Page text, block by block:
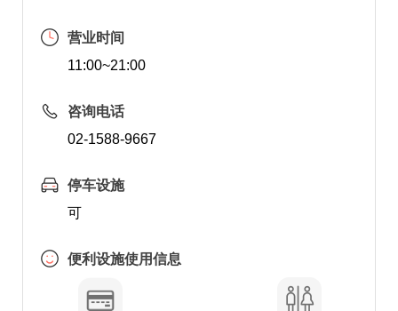
营业时间
11:00~21:00
咨询电话
02-1588-9667
停车设施
可
便利设施使用信息